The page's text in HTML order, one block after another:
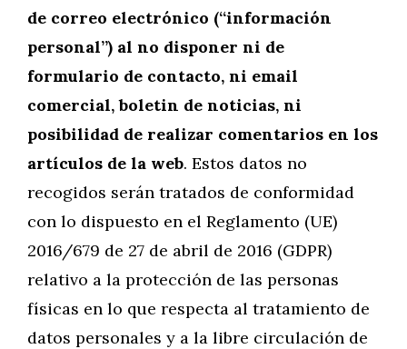
de correo electrónico (“información
personal”) al no disponer ni de
formulario de contacto, ni email
comercial, boletin de noticias, ni
posibilidad de realizar comentarios en los
artículos de la web. Estos datos no
recogidos serán tratados de conformidad
con lo dispuesto en el Reglamento (UE)
2016/679 de 27 de abril de 2016 (GDPR)
relativo a la protección de las personas
físicas en lo que respecta al tratamiento de
datos personales y a la libre circulación de